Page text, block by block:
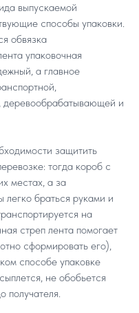
выпускаемой
способы упаковки.
обвязка
упаковочная
а главное
деревообрабатывающей и
защитить
тогда короб с
местах, а за
легко браться руками и
на
стреп лента помогает
сформировать его),
способе упаковке
не обобьется
получателя.